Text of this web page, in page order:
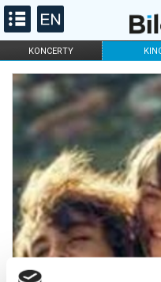
KONCERTY
FILHARMONIA OPERA I
DLA DZIECI